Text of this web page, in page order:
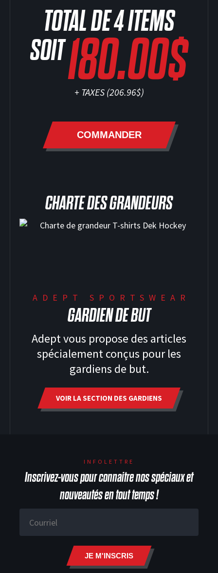
TOTAL DE4ITEMS
SOIT180.00$
+ TAXES (206.96$)
COMMANDER
CHARTE DES GRANDEURS
ADEPT SPORTSWEAR
GARDIEN DE BUT
Adept vous propose des articles
spécialement conçus pour les
gardiens de but.
VOIR LA SECTION DES GARDIENS
INFOLETTRE
Inscrivez-vous pour connaitre nos spéciaux et
nouveautés en tout temps !
JE M'INSCRIS